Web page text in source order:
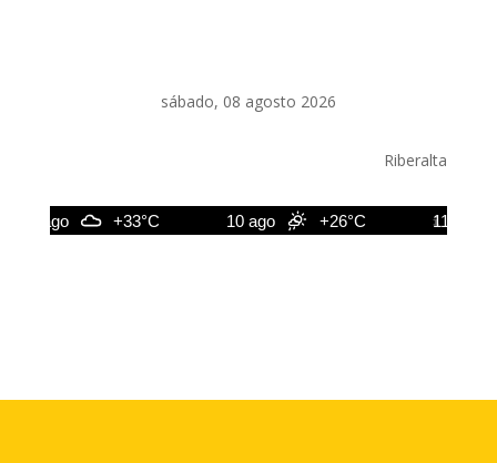
sábado, 08 agosto 2026
Riberalta
+33°C 10 ago +26°C 11 ago